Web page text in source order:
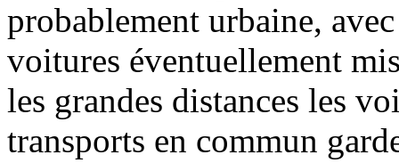
probablement urbaine,
voitures éventuellement
les grandes distances les
transports en commun